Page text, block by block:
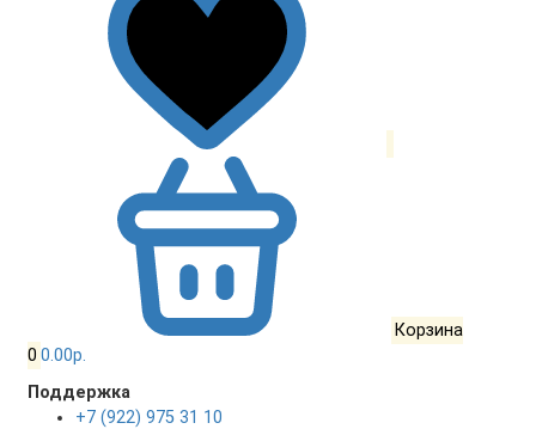
Корзина
0 0.00р.
Поддержка
+7 (922) 975 31 10